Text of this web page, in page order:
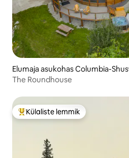
Elumaja asukohas Columbia-
The Roundhouse
Külaliste suur lemmik
Külaliste lemmik